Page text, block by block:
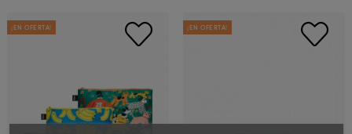
¡EN OFERTA! ¡EN OFERTA!